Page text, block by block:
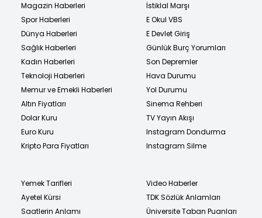
Magazin Haberleri
Spor Haberleri
Dünya Haberleri
Sağlık Haberleri
Kadın Haberleri
Teknoloji Haberleri
Memur ve Emekli Haberleri
Altın Fiyatları
Dolar Kuru
Euro Kuru
Kripto Para Fiyatları
İstiklal Marşı
E Okul VBS
E Devlet Giriş
Günlük Burç Yorumları
Son Depremler
Hava Durumu
Yol Durumu
Sinema Rehberi
TV Yayın Akışı
Instagram Dondurma
Instagram Silme
Yemek Tarifleri
Ayetel Kürsi
Saatlerin Anlamı
Video Haberler
TDK Sözlük Anlamları
Üniversite Taban Puanları